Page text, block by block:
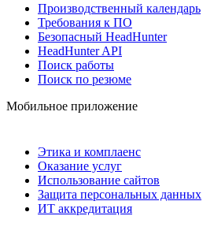
Производственный календарь
Требования к ПО
Безопасный HeadHunter
HeadHunter API
Поиск работы
Поиск по резюме
Мобильное приложение
Этика и комплаенс
Оказание услуг
Использование сайтов
Защита персональных данных
ИТ аккредитация